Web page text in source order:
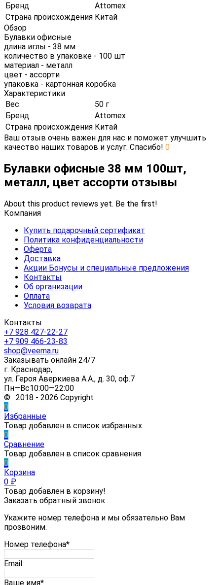
Бренд
Attomex
Страна происхождения Китай
Обзор
Булавки офисные
длина иглы - 38 мм
количество в упаковке - 100 шт
материал - металл
цвет - ассорти
упаковка - картонная коробка
Характеристики
Вес
50 г
Бренд
Attomex
Страна происхождения Китай
Ваш отзыв очень важен для нас и поможет улучшить
качество наших товаров и услуг. Спасибо! 0
Булавки офисные 38 мм 100шт,
металл, цвет ассорти отзывы
About this product reviews yet. Be the first!
Компания
Купить подарочный сертификат
Политика конфиденциальности
Оферта
Доставка
Акции Бонусы и специальные предложения
Контакты
Об организации
Оплата
Условия возврата
Контакты
+7 928 427-22-27
+7 909 466-23-83
shop@veema.ru
Заказывать онлайн 24/7
г. Краснодар,
ул. Героя Аверкиева А.А., д. 30, оф.7
Пн—Вс10:00—22:00
© 2018 - 2026 Copyright
0
Избранные
Товар добавлен в список избранных
0
Сравнение
Товар добавлен в список сравнения
0
Корзина
0 ₽
Товар добавлен в корзину!
Заказать обратный звонок
Укажите номер телефона и мы обязательно Вам
прозвоним.
Номер телефона*
Email
Ваше имя*